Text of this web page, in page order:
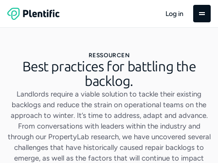
Log in
RESSOURCEN
Best practices for battling the
backlog.
Landlords require a viable solution to tackle their existing
backlogs and reduce the strain on operational teams on the
approach to winter. It’s time to address, adapt and advance.
From conversations with leaders within the industry and
through our PropertyLab research, we have uncovered several
challenges that have historically caused repair backlogs to
emerge, as well as the factors that will continue to impact